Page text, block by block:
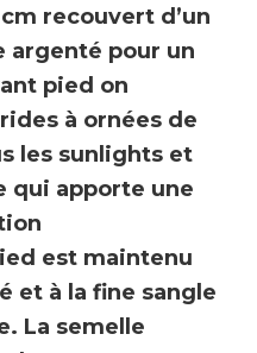
recouvert d’un
argenté pour un
pied on
à ornées de
les sunlights et
qui apporte une
est maintenu
et à la fine sangle
. La semelle